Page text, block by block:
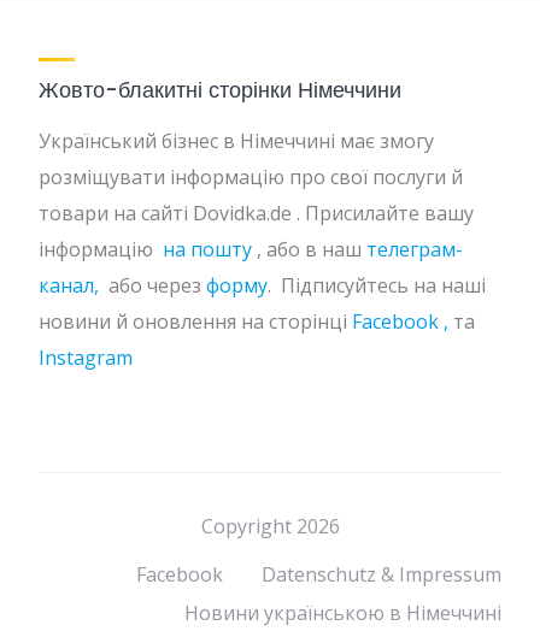
Жовто-блакитні сторінки Німеччини
Український бізнес в Німеччині має змогу
розміщувати інформацію про свої послуги й
товари на сайті Dovidka.de . Присилайте вашу
інформацію на пошту , або в наш телеграм-
канал, або через форму. Підписуйтесь на наші
новини й оновлення на сторінці Facebook , та
Instagram
Copyright 2026
Facebook
Datenschutz & Impressum
Новини українською в Німеччині